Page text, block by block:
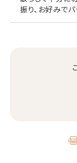
振り、お好みでパ